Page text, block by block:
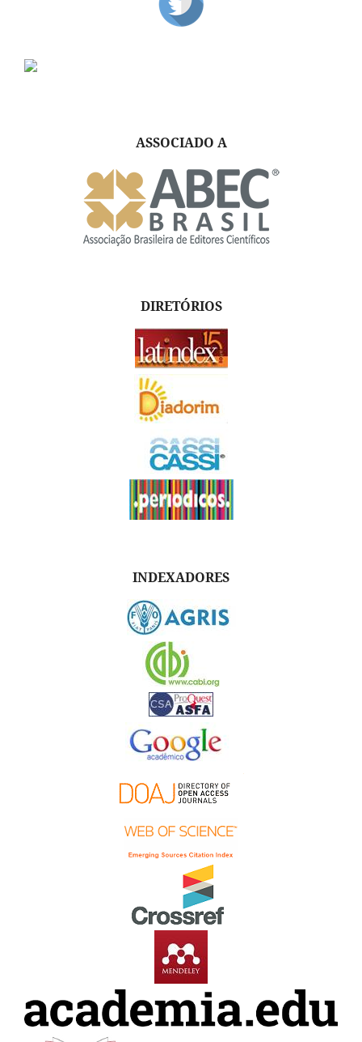
ASSOCIADO A
DIRETÓRIOS
INDEXADORES